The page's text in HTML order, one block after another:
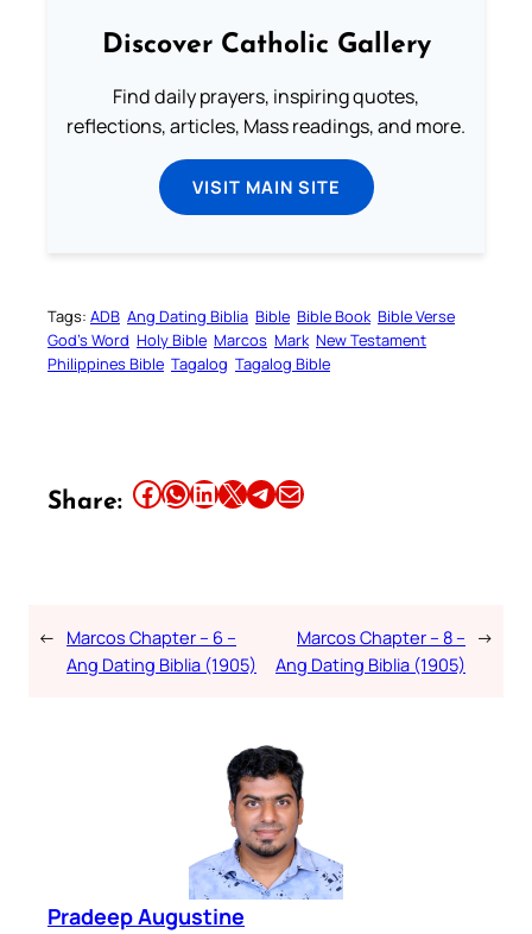
Discover Catholic Gallery
Find daily prayers, inspiring quotes,
reflections, articles, Mass readings, and more.
VISIT MAIN SITE
Tags: ADB Ang Dating Biblia Bible Bible Book Bible Verse
God’s Word Holy Bible Marcos Mark New Testament
Philippines Bible Tagalog Tagalog Bible
Share: Share this article on Facebook Share this article on WhatsApp Share this article on LinkedIn Share this article on X Share this article on TelegramEmail this Article
← Marcos Chapter – 6 –
Ang Dating Biblia (1905)
Marcos Chapter – 8 –
Ang Dating Biblia (1905)
→
Pradeep Augustine